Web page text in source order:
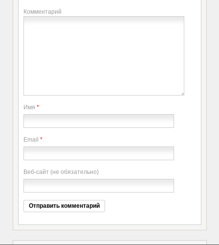
Комментарий
Имя *
Email *
Веб-сайт (не обязательно)